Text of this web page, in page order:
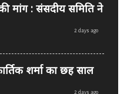
मांग : संसदीय समिति ने
2 days ago
शर्मा का छह साल
2 days ago